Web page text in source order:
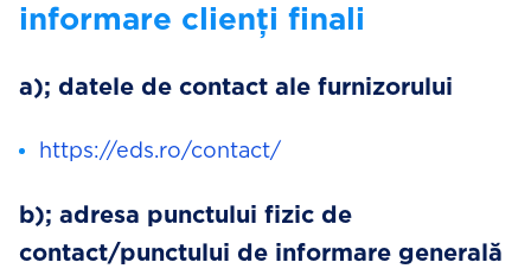
informare clienți finali
a); datele de contact ale furnizorului
https://eds.ro/contact/
b); adresa punctului fizic de
contact/punctului de informare generală